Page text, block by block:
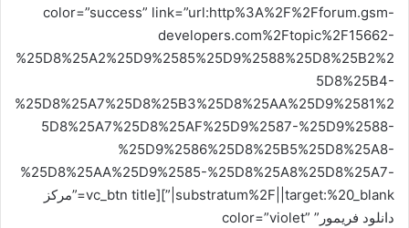
color=”success” link=”url:http%3A%2F%2Fforum.gsm-
developers.com%2Ftopic%2F15662-
%25D8%25A2%25D9%2585%25D9%2588%25D8%25B2%2
5D8%25B4-
%25D8%25A7%25D8%25B3%25D8%25AA%25D9%2581%2
5D8%25A7%25D8%25AF%25D9%2587-%25D9%2588-
%25D9%2586%25D8%25B5%25D8%25A8-
%25D8%25AA%25D9%2585-%25D8%25A8%25D8%25A7-
substratum%2F||target:%20_blank|”][vc_btn title=”مرکز
دانلود فریمور” color=”violet”